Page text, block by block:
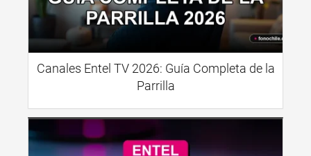
Canales Entel TV 2026: Guía Completa de la
Parrilla